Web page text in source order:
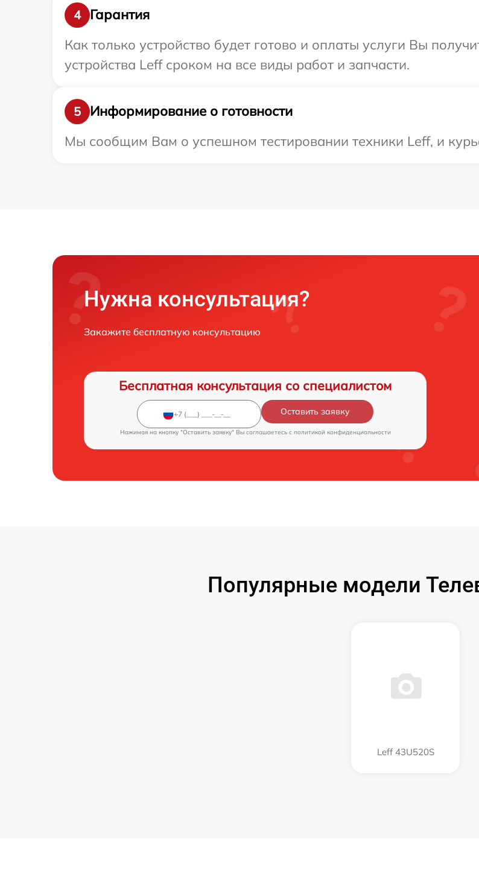
4
Гарантия
Как только устройство будет готово и оплаты услуги Вы
устройства Leff сроком на все виды работ и запчасти.
5
Информирование о готовности
Мы сообщим Вам о успешном тестировании техники Leff, и
Нужна консультация?
Закажите бесплатную консультацию
Бесплатная консультация со специалистом
Оставить заявку
Нажимая на кнопку "Оставить заявку" Вы соглашаетесь c политикой конфиденциальности
Популярные модели
Leff 43U520S